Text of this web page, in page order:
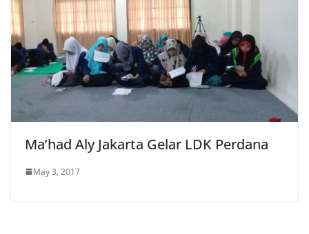
Ma’had Aly Jakarta Gelar LDK Perdana
May 3, 2017